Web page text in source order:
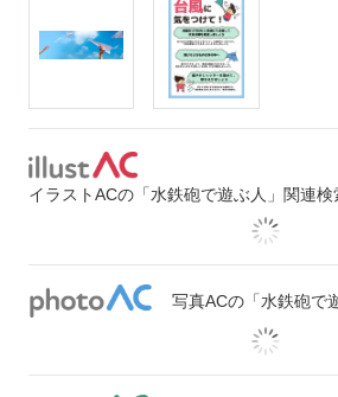
イラストACの「水鉄砲で遊ぶ人」関連検
写真ACの「水鉄砲で